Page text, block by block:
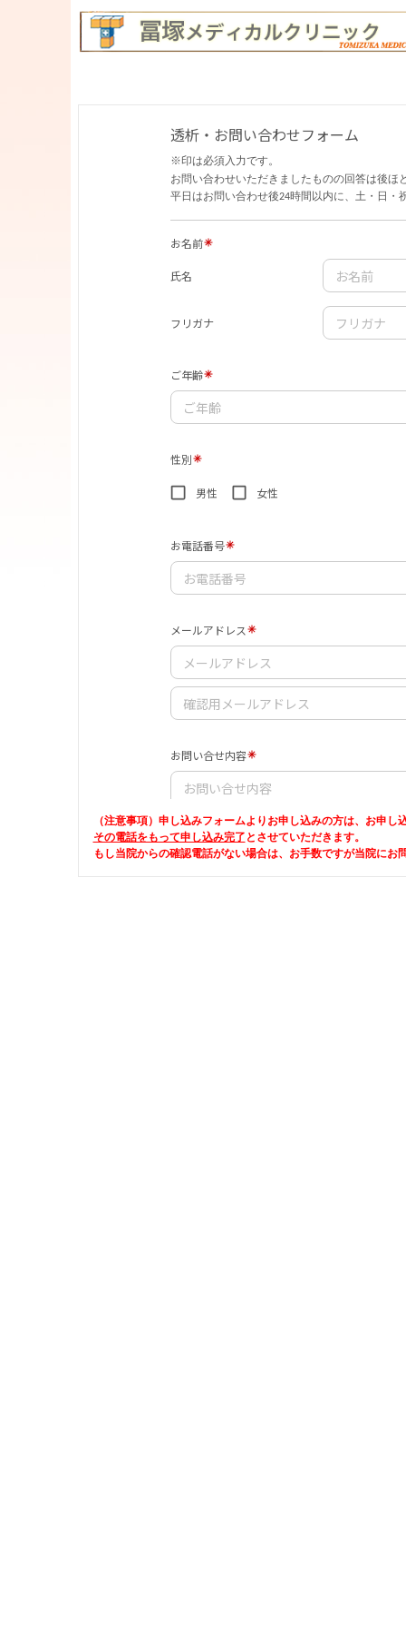
（注意事項）申し込みフォームよりお申し込みの方は、お申
その電話をもって申し込み完了 とさせていただきます。
もし当院からの確認電話がない場合は、お手数ですが当院にお